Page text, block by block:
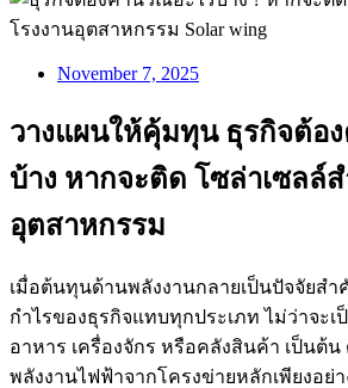
November 7, 2025
วางแผนให้คุ้มทุน ธุรกิจต้อ
บ้าง หากจะติด โซล่าเซลล์
อุตสาหกรรม
เมื่อต้นทุนด้านพลังงานกลายเป็นปัจจัยส
กำไรของธุรกิจแทบทุกประเภท ไม่ว่าจะเ
อาหาร เครื่องจักร หรือคลังสินค้า เป็นต้
พลังงานไฟฟ้าจากโครงข่ายหลักเพียงอย่า